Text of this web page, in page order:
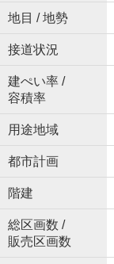
地目 / 地勢
接道状況
建ぺい率 /
容積率
用途地域
都市計画
階建
総区画数 /
販売区画数